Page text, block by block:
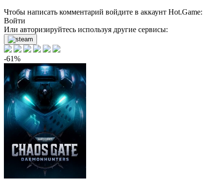
Чтобы написать комментарий войдите в аккаунт Hot.Game:
Войти
Или авторизируйтесь используя другие сервисы:
-61%